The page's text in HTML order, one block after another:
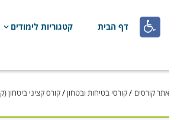
 דף הבית קטגוריות לימודים
אתר קורסים /קורסי בטיחות ובטחון/קורס קציני ביטחון